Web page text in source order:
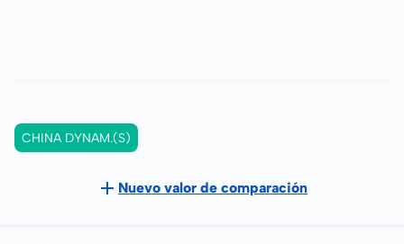
CHINA DYNAM.(S)
Nuevo valor de comparación